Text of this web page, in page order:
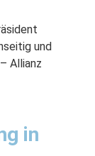
und
Allianz
in